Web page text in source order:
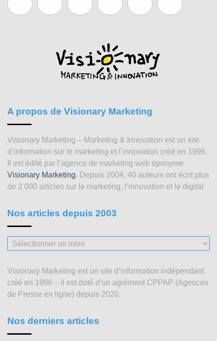
A propos de Visionary Marketing
Visionary Marketing – Marketing & Innovation est un site
d’information sur le marketing et l’innovation créé en 1996.
Il est édité par l’agence de marketing web éponyme
Visionary Marketing. Depuis 2004, 40 auteurs ont écrit plus
de 2 000 articles sur le marketing, l’innovation et le digital.
Nos articles depuis 2003
Nos
articles
2003
Visionary Marketing est un site d’information indépendant
créé en 1996 – il est doté d’un agrément CPPAP (Agences
de Presse en ligne) depuis 2020.
Nos derniers articles